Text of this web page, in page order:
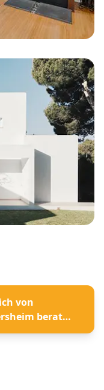
von
beraten